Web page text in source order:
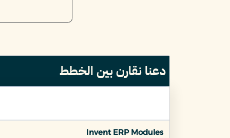
دعنا نقارن بين الخطط
Invent ERP Modules